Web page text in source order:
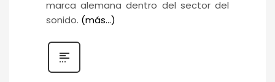
marca alemana dentro del sector del
sonido. (más…)